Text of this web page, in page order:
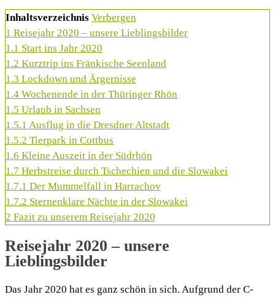
Inhaltsverzeichnis Verbergen
1 Reisejahr 2020 – unsere Lieblingsbilder
1.1 Start ins Jahr 2020
1.2 Kurztrip ins Fränkische Seenland
1.3 Lockdown und Ärgernisse
1.4 Wochenende in der Thüringer Rhön
1.5 Urlaub in Sachsen
1.5.1 Ausflug in die Dresdner Altstadt
1.5.2 Tierpark in Cottbus
1.6 Kleine Auszeit in der Südrhön
1.7 Herbstreise durch Tschechien und die Slowakei
1.7.1 Der Mummelfall in Harrachov
1.7.2 Sternenklare Nächte in der Slowakei
2 Fazit zu unserem Reisejahr 2020
Reisejahr 2020 – unsere
Lieblingsbilder
Das Jahr 2020 hat es ganz schön in sich. Aufgrund der C-